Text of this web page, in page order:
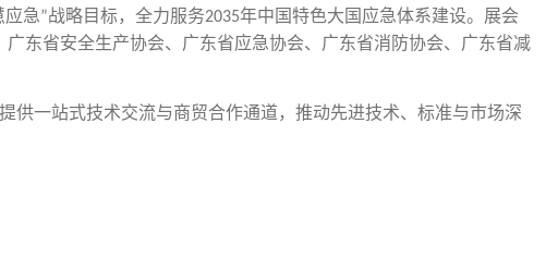
应急”战略目标，全力服务2035年中国特色大国应急体系建设。展会
东省安全生产协会、广东省应急协会、广东省消防协会、广东省减
供一站式技术交流与商贸合作通道，推动先进技术、标准与市场深